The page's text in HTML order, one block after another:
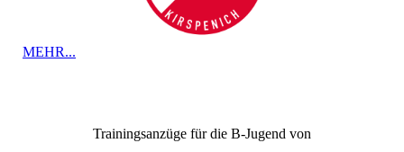
MEHR...
Trainingsanzüge für die B-Jugend von